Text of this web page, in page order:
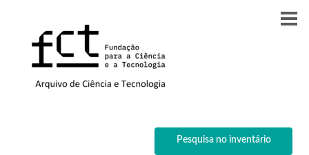
Pesquisa no inventário